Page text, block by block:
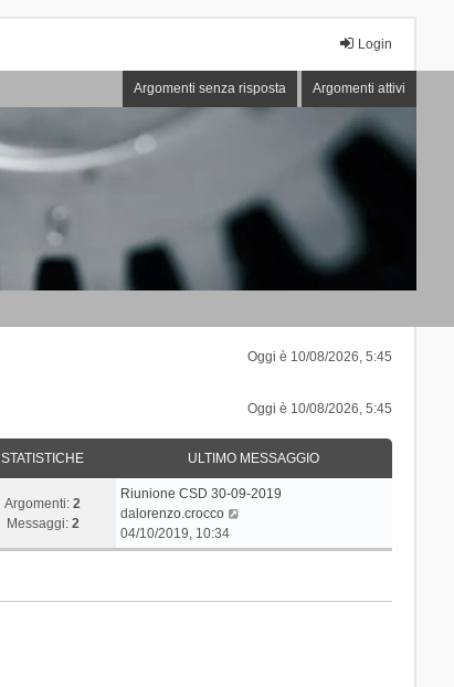
Login
Argomenti senza risposta Argomenti attivi
Oggi è 10/08/2026, 5:45
Oggi è 10/08/2026, 5:45
STATISTICHE ULTIMO MESSAGGIO
Argomenti:2
Messaggi: 2
Riunione CSD 30-09-2019
dalorenzo.crocco
d
04/10/2019, 10:34